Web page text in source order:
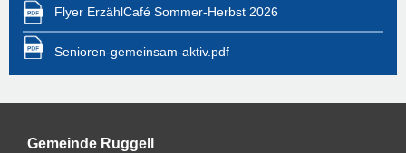
Flyer ErzählCafé Sommer-Herbst 2026
Senioren-gemeinsam-aktiv.pdf
Gemeinde Ruggell